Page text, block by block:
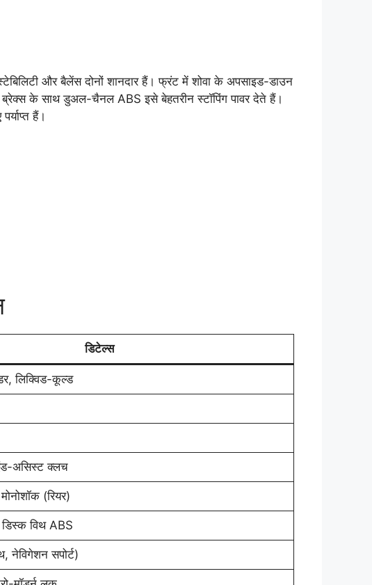
और बैलेंस दोनों शानदार हैं। फ्रंट में शोवा के अपसाइड-डाउन
के साथ डुअल-चैनल ABS इसे बेहतरीन स्टॉपिंग पावर देते हैं।
हैं।
डिटेल्स
लिक्विड-कूल्ड
असिस्ट क्लच
(रियर)
विथ ABS
नेविगेशन सपोर्ट)